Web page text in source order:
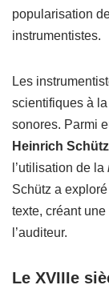
popularisation
instrumentistes.
Les
scientifiques à
sonores. Parmi
Heinrich Schütz
l’utilisation de la
Schütz a
texte, créant
l’auditeur.
Le XVIIIe